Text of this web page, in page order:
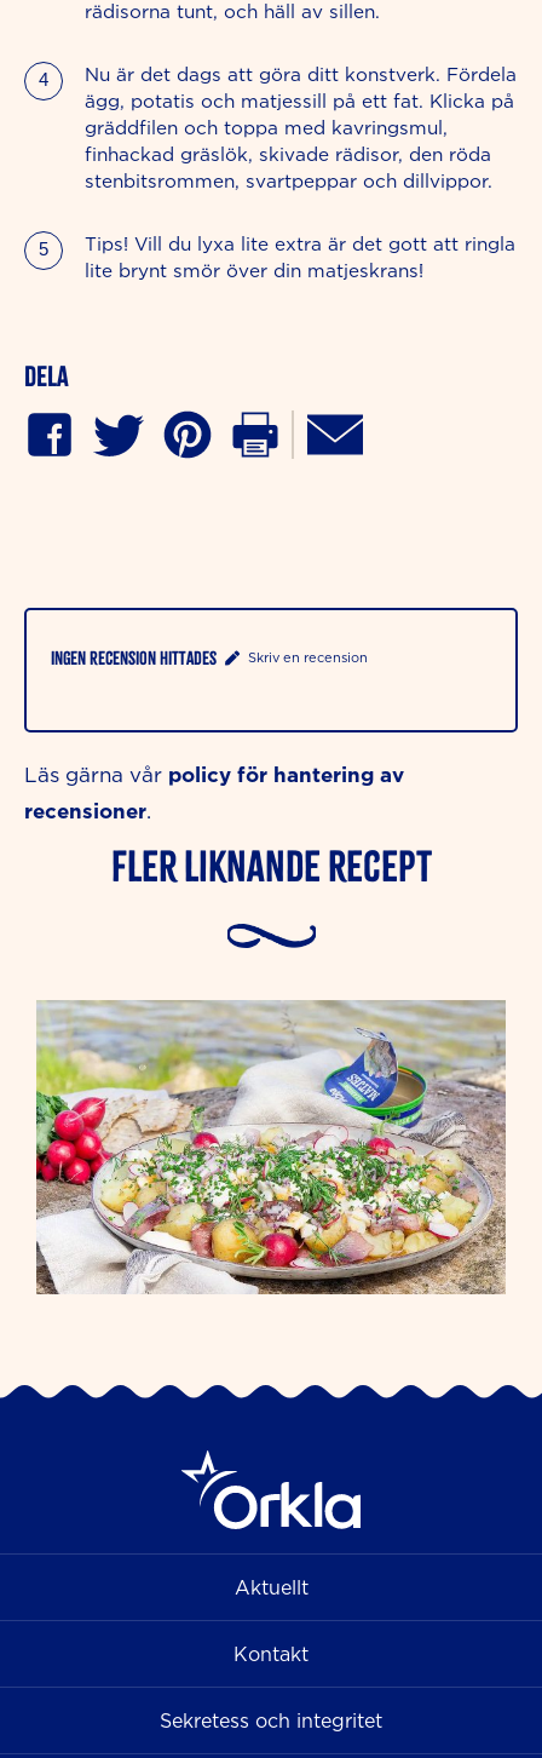
rädisorna tunt, och häll av sillen.
Nu är det dags att göra ditt konstverk. Fördela
ägg, potatis och matjessill på ett fat. Klicka på
gräddfilen och toppa med kavringsmul,
finhackad gräslök, skivade rädisor, den röda
stenbitsrommen, svartpeppar och dillvippor.
Tips! Vill du lyxa lite extra är det gott att ringla
lite brynt smör över din matjeskrans!
Dela
Ingen recension hittades Skriv en recension
Läs gärna vår policy för hantering av
recensioner.
Fler liknande Recept
Aktuellt
Kontakt
Sekretess och integritet